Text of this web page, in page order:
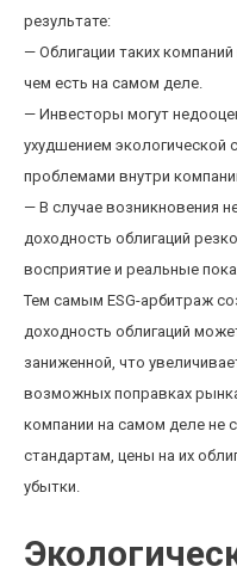
результате:
— Облигации таких
чем есть на самом деле.
— Инвесторы могут
ухудшением экологической
проблемами внутри
— В случае возникновения
доходность облигаций
восприятие и реальные
Тем самым ESG-арбитраж
доходность облигаций
заниженной, что
возможных поправках
компании на самом деле не
стандартам, цены на их
убытки.